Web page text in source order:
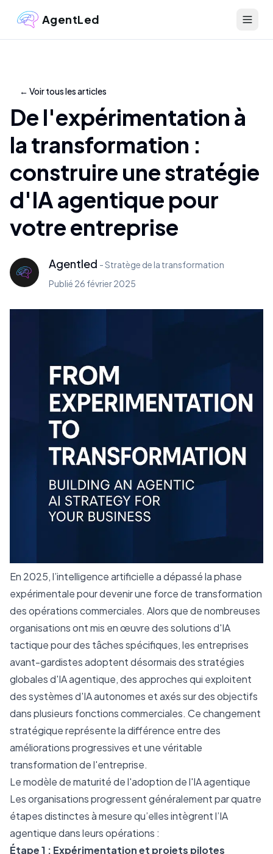
AgentLed
← Voir tous les articles
De l'expérimentation à
la transformation :
construire une stratégie
d'IA agentique pour
votre entreprise
Agentled -Stratège de la transformation
Publié 26 février 2025
En 2025, l’intelligence artificielle a dépassé la phase
expérimentale pour devenir une force de transformation
des opérations commerciales. Alors que de nombreuses
organisations ont mis en œuvre des solutions d'IA
tactique pour des tâches spécifiques, les entreprises
avant-gardistes adoptent désormais des stratégies
globales d'IA agentique, des approches qui exploitent
des systèmes d'IA autonomes et axés sur des objectifs
dans plusieurs fonctions commerciales. Ce changement
stratégique représente la différence entre des
améliorations progressives et une véritable
transformation de l'entreprise.
Le modèle de maturité de l'adoption de l'IA agentique
Les organisations progressent généralement par quatre
étapes distinctes à mesure qu’elles intègrent l’IA
agentique dans leurs opérations :
Étape 1 : Expérimentation et projets pilotes